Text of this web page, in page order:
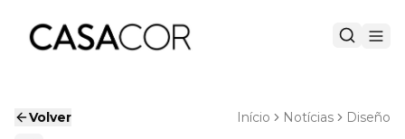
Volver Início Notícias Diseño